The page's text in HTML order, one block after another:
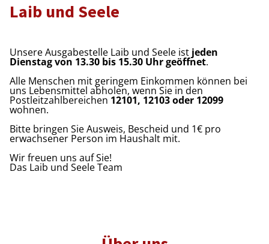
Laib und Seele
Unsere Ausgabestelle Laib und Seele ist jeden
Dienstag von 13.30 bis 15.30 Uhr geöffnet.
Alle Menschen mit geringem Einkommen können bei
uns Lebensmittel abholen, wenn Sie in den
Postleitzahlbereichen 12101, 12103 oder 12099
wohnen.
Bitte bringen Sie Ausweis, Bescheid und 1€ pro
erwachsener Person im Haushalt mit.
Wir freuen uns auf Sie!
Das Laib und Seele Team